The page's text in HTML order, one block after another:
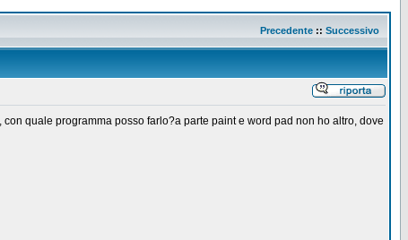
Precedente :: Successivo
quale programma posso farlo?a parte paint e word pad non ho altro, dove